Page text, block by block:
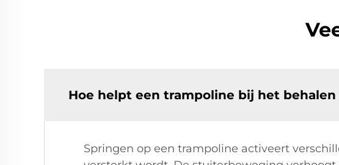
Hoe helpt een trampoline bij het
Springen op een trampoline activeert